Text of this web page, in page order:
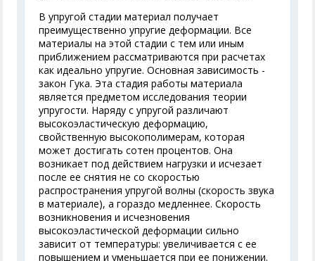
В упругой стадии материал получает
преимущественно упругие деформации. Все
материалы на этой стадии с тем или иным
приближением рассматриваются при расчетах
как идеально упругие. Основная зависимость -
закон Гука. Эта стадия работы материала
является предметом исследования теории
упругости. Наряду с упругой различают
высокоэластическую деформацию,
свойственную высокополимерам, которая
может достигать сотен процентов. Она
возникает под действием нагрузки и исчезает
после ее снятия не со скоростью
распространения упругой волны (скорость звука
в материале), а гораздо медленнее. Скорость
возникновения и исчезновения
высокоэластической деформации сильно
зависит от температуры: увеличивается с ее
повышением и уменьшается при ее понижении.